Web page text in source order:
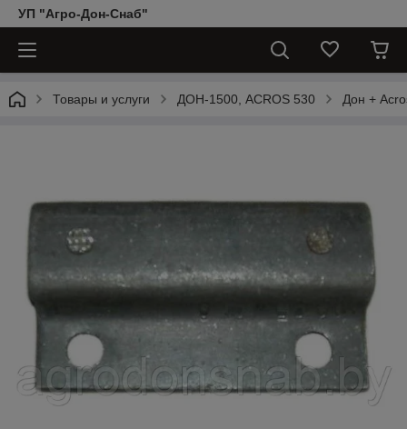
УП "Агро-Дон-Снаб"
Товары и услуги ДОН-1500, АCROS 530 Дон +